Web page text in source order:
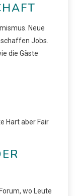
Neue
Jobs.
die Gäste
Hart aber Fair
wo Leute